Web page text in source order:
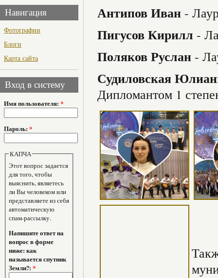
Навигация
Фотографии
Блоги
Карта сайта
Вход в систему
Имя пользователя: *
Пароль: *
КАПЧА
Этот вопрос задается
для того, чтобы
выяснить, являетесь
ли Вы человеком или
представляете из себя
автоматическую
спам-рассылку.
Напишите ответ на
вопрос в форме
ниже: как
называется спутник
Земли?:*
Антипов Иван -
Пигусов Кирилл -
Поляков Руслан -
Судиловская
Дипломантом 1